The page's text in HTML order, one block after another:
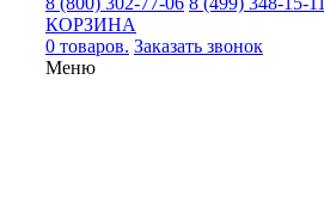
КОРЗИНА
0 товаров. Заказать звонок
Меню